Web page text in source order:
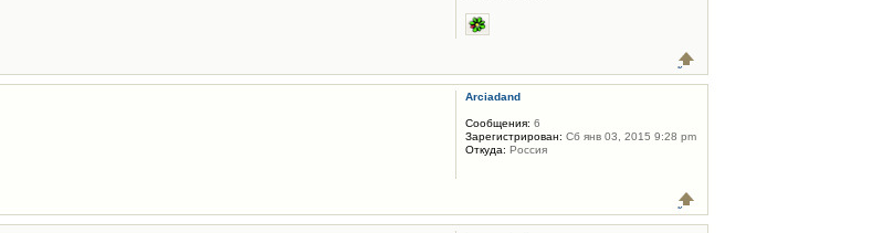
Arciadand
Сообщения: 6
Зарегистрирован: Сб янв 03, 2015 9:28 pm
Откуда: Россия